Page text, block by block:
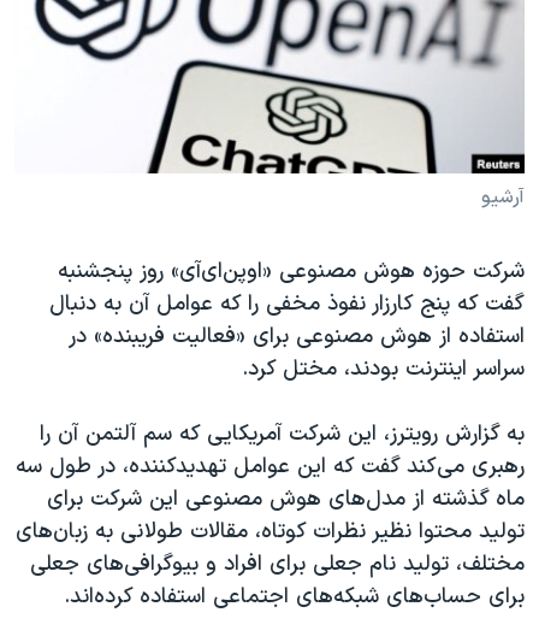
اقتصادی
علم و فناوری
اسرائیل در جنگ
گالری عکس
حمله جمهوری اسلامی به اسرائیل
رمز مهسا
ورزش زنان در ایران
اعتراضات زن، زندگی، آزادی
دادگاه حمید نوری
چهل سال گروگان‌گیری
قانون شفافیت دارائی کادر رهبری ایران
اسرائیل در جنگ
نرگس محمدی برنده جایزه نوبل صلح
همایش محافظه‌کاران آمریکا «سی‌پک»
صفحه‌های ویژه
زبانهای مختلف
آرشیو
شرکت حوزه هوش مصنوعی «اوپن‌ای‌آی» روز پنجشنبه
گفت که پنج کارزار نفوذ مخفی را که عوامل آن به دنبال
استفاده از هوش مصنوعی برای «فعالیت فریبنده» در
سراسر اینترنت بودند، مختل کرد.
به گزارش رویترز، این شرکت آمریکایی که سم آلتمن آن را
رهبری می‌کند گفت که این عوامل تهدیدکننده، در طول سه
ماه گذشته از مدل‌های هوش مصنوعی این شرکت برای
تولید محتوا نظیر نظرات کوتاه، مقالات طولانی‌ به زبان‌های
مختلف، تولید نام جعلی برای‌ افراد و بیوگرافی‌های جعلی
برای حساب‌های شبکه‌های اجتماعی استفاده کرده‌اند.